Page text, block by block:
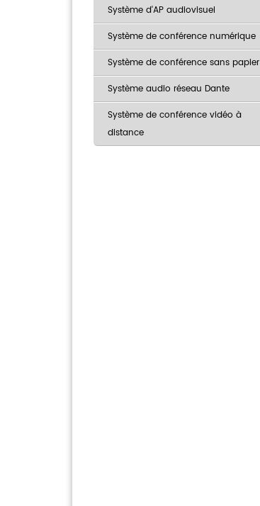
Système d'AP audiovisuel
Système de conférence numérique
Système de conférence sans papier
Système audio réseau Dante
Système de conférence vidéo à
distance